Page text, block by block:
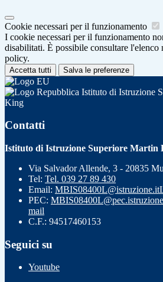
Cookie necessari per il funzionamento
I cookie necessari per il funzionamento
disabilitati. È possibile consultare l'elenco
policy.
Accetta tutti Salva le preferenze
Istituto di Istruzione
King
Contatti
Istituto di Istruzione Superiore Martin
Via Salvador Allende, 3 - 20835
Tel: Tel. 039 27 89 430
Email: MBIS08400L@istruzione.it
PEC:
mail
C.F.: 94517460153
Seguici su
Youtube